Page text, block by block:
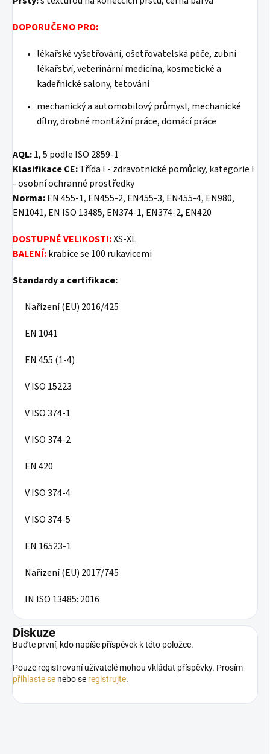
DOPORUČENO PRO:
lékařské vyšetřování, ošetřovatelská péče, zubní
lékařství, veterinární medicína, kosmetické a
kadeřnické salony, tetování
mechanický a automobilový průmysl, mechanické
dílny, drobné montážní práce, domácí práce
AQL:1, 5 podle ISO 2859-1
Klasifikace CE:Třída I - zdravotnické pomůcky, kategorie I
- osobní ochranné prostředky
Norma:EN 455-1, EN455-2, EN455-3, EN455-4, EN980,
EN1041, EN ISO 13485, EN374-1, EN374-2, EN420
DOSTUPNÉ VELIKOSTI:XS-XL
BALENÍ:krabice se 100 rukavicemi
Standardy a certifikace:
Nařízení (EU) 2016/425
EN 1041
EN 455 (1-4)
V ISO 15223
V ISO 374-1
V ISO 374-2
EN 420
V ISO 374-4
V ISO 374-5
EN 16523-1
Nařízení (EU) 2017/745
IN ISO 13485: 2016
Diskuze
Buďte první, kdo napíše příspěvek k této položce.
Pouze registrovaní uživatelé mohou vkládat příspěvky. Prosím
přihlaste se nebo se registrujte.